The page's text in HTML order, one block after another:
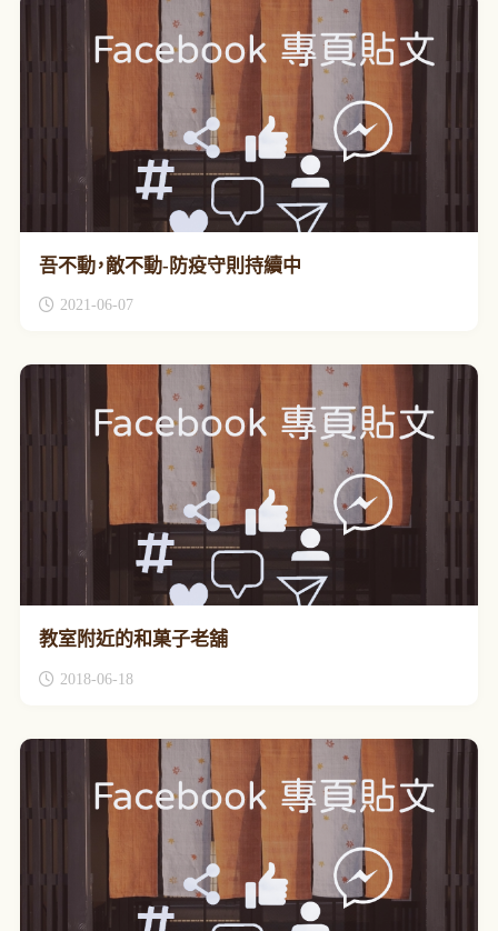
吾不動，敵不動-防疫守則持續中
2021-06-07
教室附近的和菓子老舖
2018-06-18